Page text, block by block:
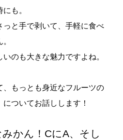
も。
っと手で剥いて、手軽に食べ
のも大きな魅力ですよね。
、もっとも身近なフルーツの
ついてお話しします！
かん！CにA、そし